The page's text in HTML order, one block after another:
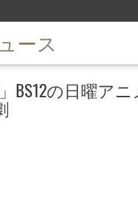
ース
」BS12の日曜